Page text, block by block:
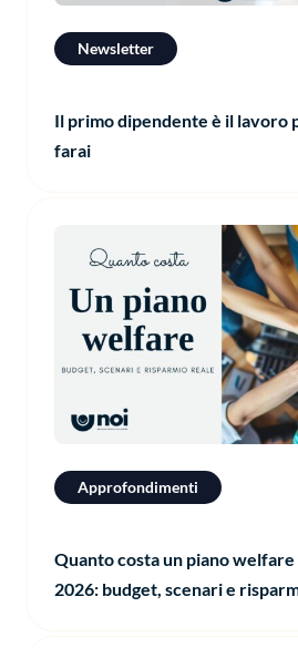
Newsletter
Il primo dipendente è il lavoro
farai
Approfondimenti
Quanto costa un piano
2026: budget, scenari e